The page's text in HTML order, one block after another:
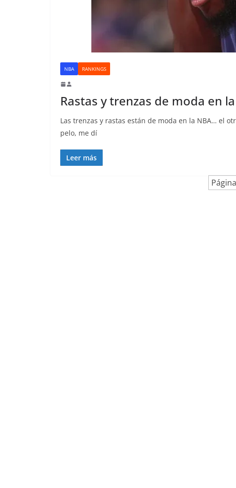
NBA RANKINGS
Rastas y trenzas de moda en
Las trenzas y rastas están de moda en la NBA… el
pelo, me dí
Leer más